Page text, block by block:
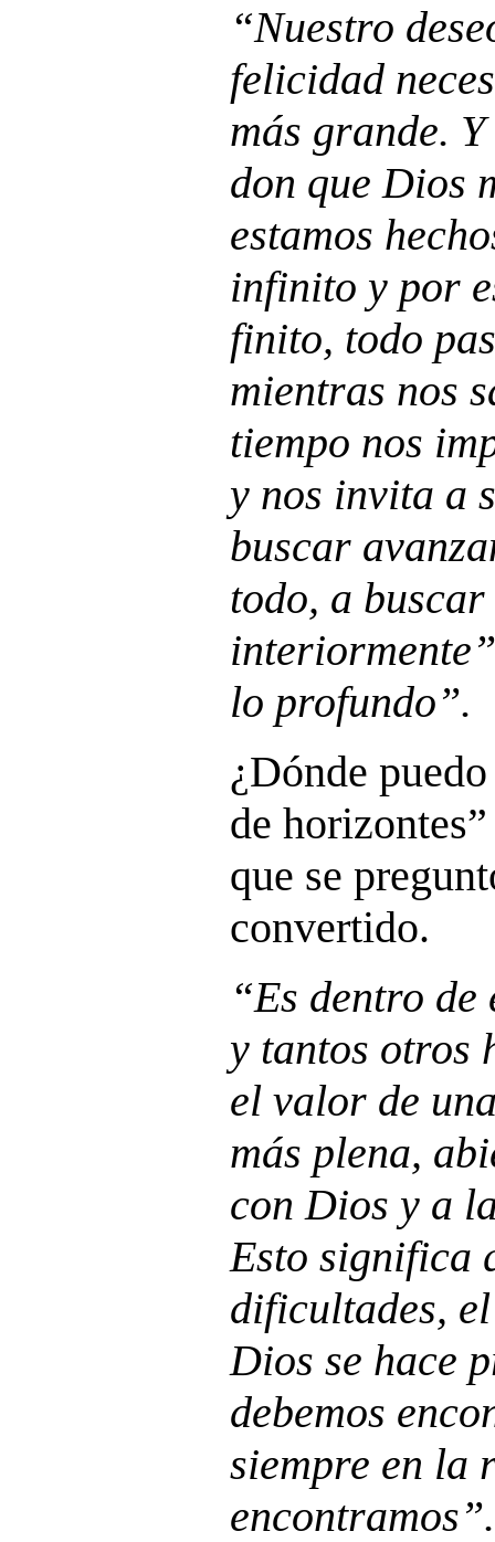
“Nuestro
felicidad
más grande.
don que Dios
estamos
infinito y por
finito, todo
mientras nos
tiempo nos
y nos invita a
buscar
todo, a
lo profundo”.
¿Dónde
de
que se
convertido.
“Es dentro de
y tantos otros
el valor de
más plena,
con Dios y a
Esto significa
dificultades,
Dios se hace
debemos
siempre en la
encontramos”.